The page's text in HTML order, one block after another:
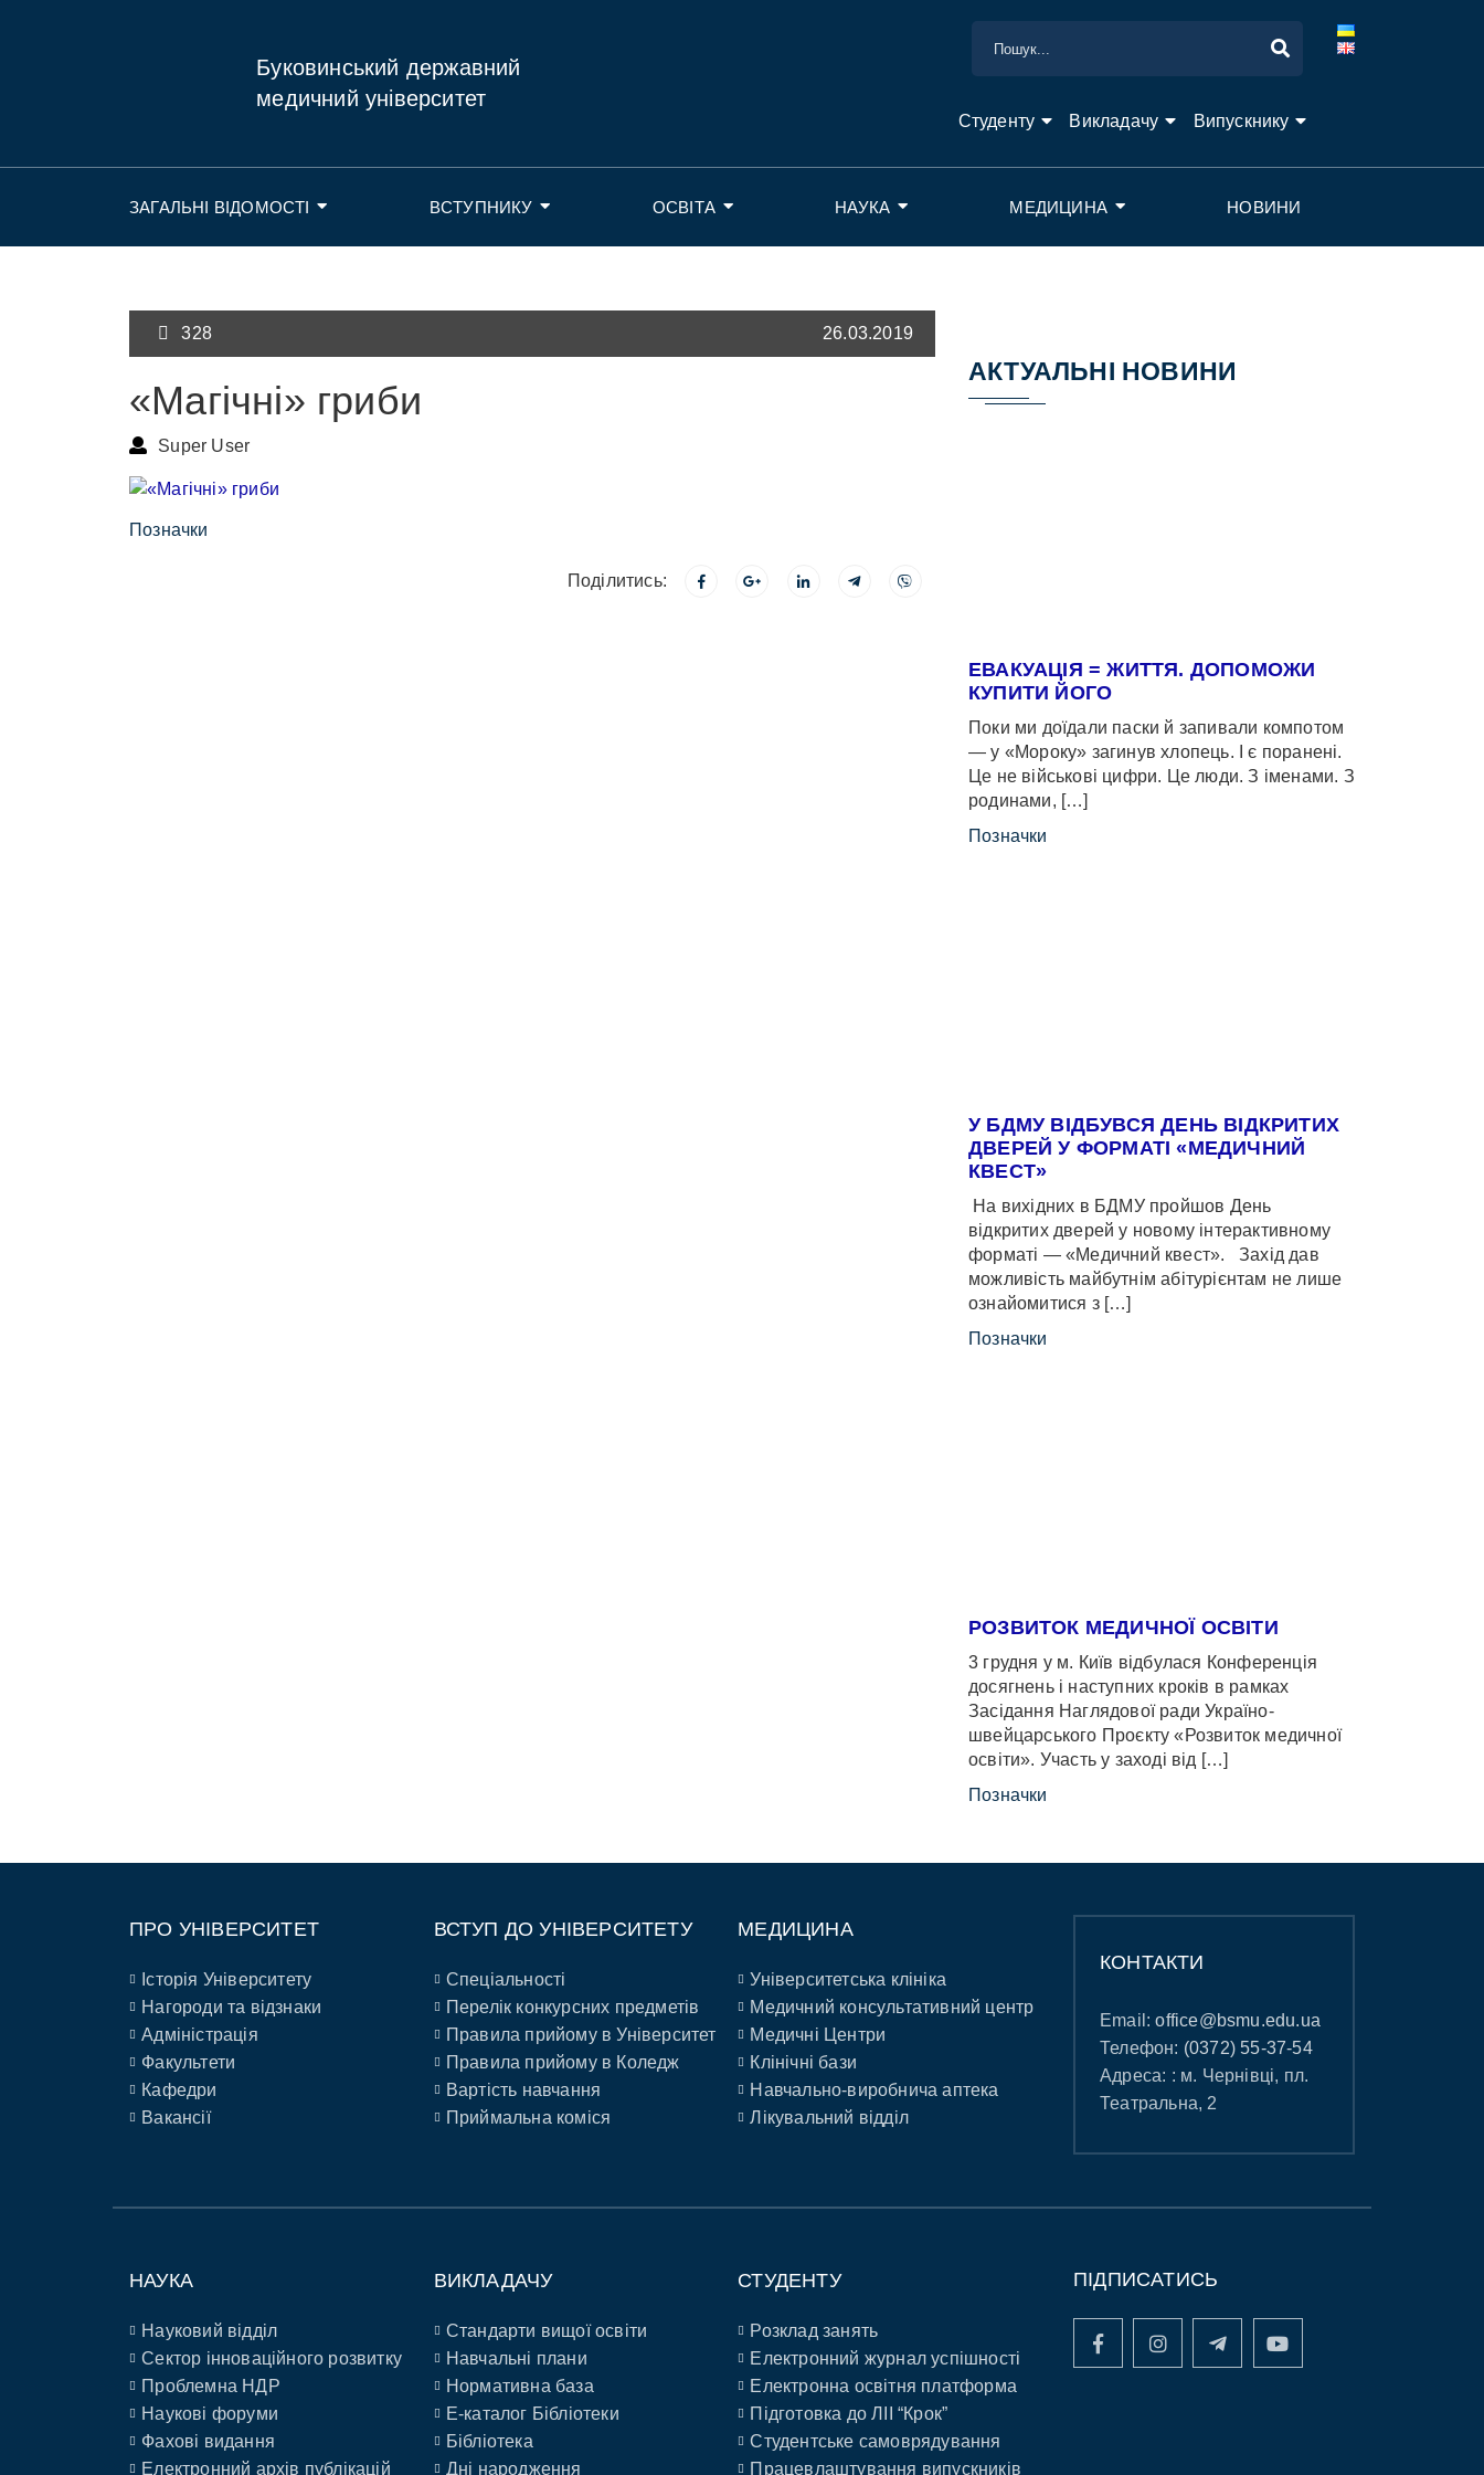
Буковинський державний
медичний університет
Студенту Викладачу Випускнику
ЗАГАЛЬНІ ВІДОМОСТІ ВСТУПНИКУ ОСВІТА НАУКА МЕДИЦИНА НОВИНИ
328 26.03.2019
«Магічні» гриби
Super User
Позначки
Поділитись:
АКТУАЛЬНІ НОВИНИ
ЕВАКУАЦІЯ = ЖИТТЯ. ДОПОМОЖИ
КУПИТИ ЙОГО
Поки ми доїдали паски й запивали компотом
— у «Мороку» загинув хлопець. І є поранені.
Це не військові цифри. Це люди. З іменами. З
родинами, […]
Позначки
У БДМУ ВІДБУВСЯ ДЕНЬ ВІДКРИТИХ
ДВЕРЕЙ У ФОРМАТІ «МЕДИЧНИЙ
КВЕСТ»
На вихідних в БДМУ пройшов День
відкритих дверей у новому інтерактивному
форматі — «Медичний квест». Захід дав
можливість майбутнім абітурієнтам не лише
ознайомитися з […]
Позначки
РОЗВИТОК МЕДИЧНОЇ ОСВІТИ
3 грудня у м. Київ відбулася Конференція
досягнень і наступних кроків в рамках
Засідання Наглядової ради Україно-
швейцарського Проєкту «Розвиток медичної
освіти». Участь у заході від […]
Позначки
ПРО УНІВЕРСИТЕТ
Історія Університету
Нагороди та відзнаки
Адміністрація
Факультети
Кафедри
Вакансії
ВСТУП ДО УНІВЕРСИТЕТУ
Спеціальності
Перелік конкурсних предметів
Правила прийому в Університет
Правила прийому в Коледж
Вартість навчання
Приймальна коміся
МЕДИЦИНА
Університетська клініка
Медичний консультативний центр
Медичні Центри
Клінічні бази
Навчально-виробнича аптека
Лікувальний відділ
КОНТАКТИ
Email:office@bsmu.edu.ua
Телефон: (0372) 55-37-54
Адреса: : м. Чернівці, пл.
Театральна, 2
НАУКА
Науковий відділ
Сектор інноваційного розвитку
Проблемна НДР
Наукові форуми
Фахові видання
Електронний архів публікацій
ВИКЛАДАЧУ
Стандарти вищої освіти
Навчальні плани
Нормативна база
E-каталог Бібліотеки
Бібліотека
Дні народження
СТУДЕНТУ
Розклад занять
Електронний журнал успішності
Електронна освітня платформа
Підготовка до ЛІІ “Крок”
Студентське самоврядування
Працевлаштування випускників
ПІДПИСАТИСЬ